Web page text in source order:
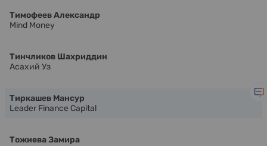
Тимофеев Александр
Mind Money
Тинчликов Шахриддин
Асахий Уз
Тиркашев Мансур
Leader Finance Capital
Тожиева Замира